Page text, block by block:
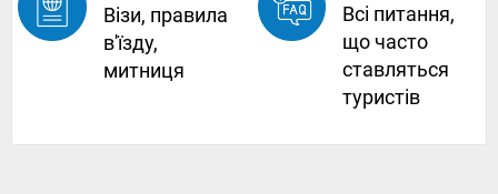
Візи, правила
в'їзду,
митниця
Всі питання,
що часто
ставляться
туристів